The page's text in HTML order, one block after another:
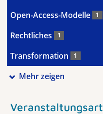
Open-Access-Modelle 1
Rechtliches 1
Transformation 1
Mehr zeigen
Veranstaltungsart